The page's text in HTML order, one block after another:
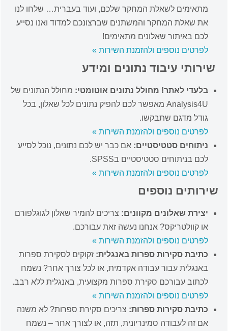
מתאימים לשאלת המחקר שלכם, ועוד בעברית… שלחו לנו
את שאלת המחקר והמשתנים שברצונכם למדוד ואנו נסייע
לכם באיתור שאלונים מתאימים!
לפרטים נוספים ולהזמנת השירות »
שירותי עיבוד נתונים ומידע
בלעדי לאתר! מחולל נתונים אוטומטי: מחולל הנתונים של
Analysis4U מאפשר לכם להפיק נתונים לכל שאלון, בכל
גודל מדגם שתבקשו.
לפרטים נוספים ולהזמנת השירות »
ניתוחים סטטיסטיים: אם כבר יש לכם נתונים, נוכל לסייע
לכם בניתוחים סטטיסטיים בSPSS.
לפרטים נוספים ולהזמנת השירות »
שירותים נוספים
יצירת שאלונים מקוונים: צריכים להמיר שאלון לגוגלפורם
או קוולטריקס? אנחנו נעשה זאת עבורכם.
לפרטים נוספים ולהזמנת השירות »
כתיבת סקירות ספרות באנגלית: זקוקים לסקירת ספרות
באנגלית עבור עבודה אקדמית, או לכל צורך אחר? נשמח
לכתוב עבורכם סקירת ספרות מקצועית, באנגלית ללא רבב.
לפרטים נוספים ולהזמנת השירות »
כתיבת סקירות ספרות: צריכים סקירת ספרות? לא משנה
אם זה לעבודה סמינריונית, תזה, או לצורך אחר – נשמח